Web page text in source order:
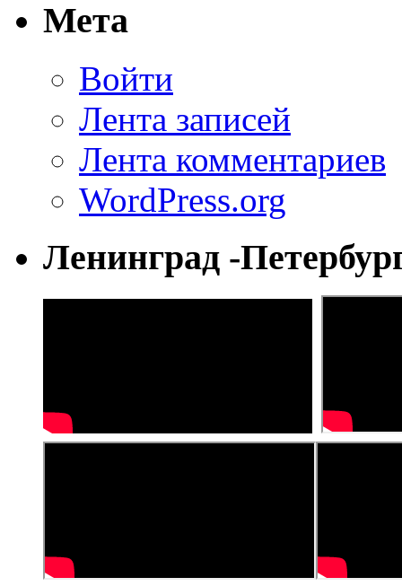
Мета
Войти
Лента записей
Лента комментариев
WordPress.org
Ленинград -